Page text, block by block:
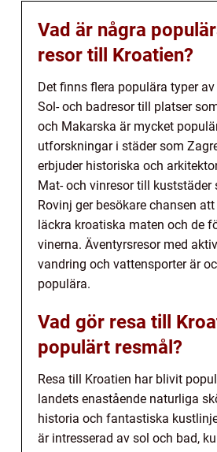
Vad är några
resor till Kroatien?
Det finns flera populära typer
Sol- och badresor till platser
och Makarska är mycket
utforskningar i städer som
erbjuder historiska och
Mat- och vinresor till kuststäder
Rovinj ger besökare chansen
läckra kroatiska maten och de
vinerna. Äventyrsresor med
vandring och vattensporter är
populära.
Vad gör resa till
populärt resmål?
Resa till Kroatien har blivit
landets enastående naturliga
historia och fantastiska
är intresserad av sol och bad,